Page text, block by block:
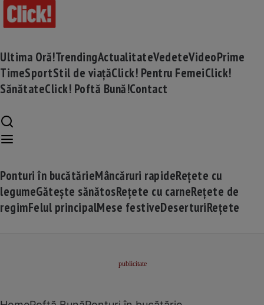
Ultima Oră!TrendingActualitateVedeteVideoPrime
TimeSportStil de viațăClick! Pentru FemeiClick!
SănătateClick! Poftă Bună!Contact
Ponturi în bucătărieMâncăruri rapideRețete cu
legumeGătește sănătosRețete cu carneRețete de
regimFelul principalMese festiveDeserturiRețete